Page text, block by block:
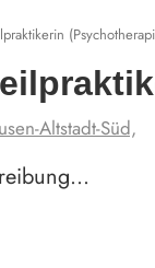
Altstadt-Süd,